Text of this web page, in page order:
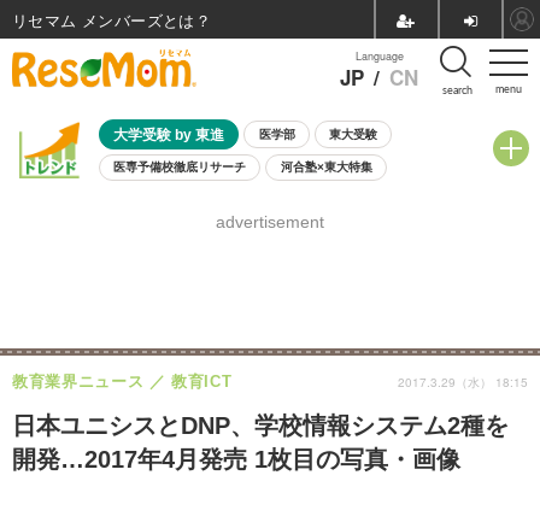
menu
Language
JP / CN search
大学受験 by 東進 医学部 東大受験
医専予備校徹底リサーチ 河合塾×東大特集
8月開催学校説明会・相談会
advertisement
日本ユニシスとDNP、学校情報システム2種を
開発…2017年4月発売 1枚目の写真・画像
教育業界ニュース 教育ICT 2017.3.29（水） 18:15
リセマム メンバーズ